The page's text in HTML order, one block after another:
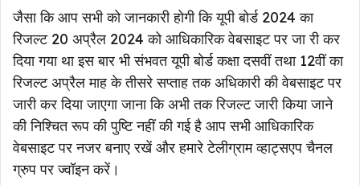
जैसा कि आप सभी को जानकारी होगी कि यूपी बोर्ड 2024 का
रिजल्ट 20 अप्रैल 2024 को आधिकारिक वेबसाइट पर जा री कर
दिया गया था इस बार भी संभवत यूपी बोर्ड कक्षा दसवीं तथा 12वीं का
रिजल्ट अप्रैल माह के तीसरे सप्ताह तक अधिकारी की वेबसाइट पर
जारी कर दिया जाएगा जाना कि अभी तक रिजल्ट जारी किया जाने
की निश्चित रूप की पुष्टि नहीं की गई है आप सभी आधिकारिक
वेबसाइट पर नजर बनाए रखें और हमारे टेलीग्राम व्हाट्सएप चैनल
ग्रुप पर ज्वॉइन करें।